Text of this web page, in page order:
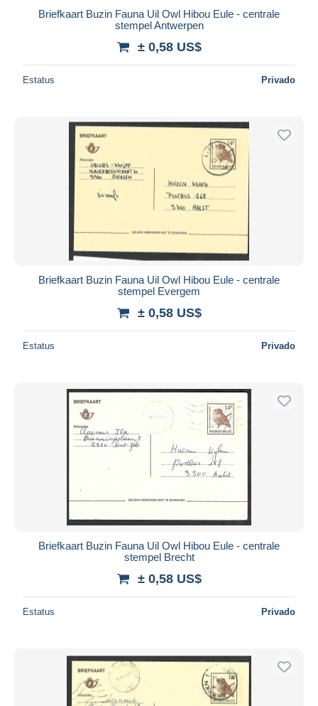
Briefkaart Buzin Fauna Uil Owl Hibou Eule - centrale
stempel Antwerpen
± 0,58 US$
Estatus Privado
Briefkaart Buzin Fauna Uil Owl Hibou Eule - centrale
stempel Evergem
± 0,58 US$
Estatus Privado
Briefkaart Buzin Fauna Uil Owl Hibou Eule - centrale
stempel Brecht
± 0,58 US$
Estatus Privado